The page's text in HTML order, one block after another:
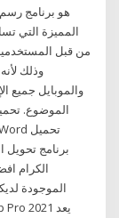
هو برنامج
المميزة التي
وذلك
والموبايل جميع
برنامج تحويل
الكرام
الموجودة